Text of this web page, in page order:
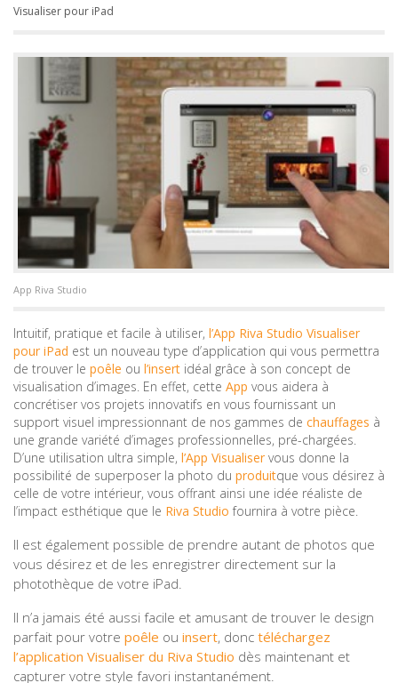
Visualiser pour iPad
App Riva Studio
Intuitif, pratique et facile à utiliser, l’App Riva Studio Visualiser
pour iPad est un nouveau type d’application qui vous permettra
de trouver le poêle ou l’insert idéal grâce à son concept de
visualisation d’images. En effet, cette App vous aidera à
concrétiser vos projets innovatifs en vous fournissant un
support visuel impressionnant de nos gammes de chauffages à
une grande variété d’images professionnelles, pré-chargées.
D’une utilisation ultra simple, l’App Visualiser vous donne la
possibilité de superposer la photo du produitque vous désirez à
celle de votre intérieur, vous offrant ainsi une idée réaliste de
l’impact esthétique que le Riva Studio fournira à votre pièce.
Il est également possible de prendre autant de photos que
vous désirez et de les enregistrer directement sur la
photothèque de votre iPad.
Il n’a jamais été aussi facile et amusant de trouver le design
parfait pour votre poêle ou insert, donc téléchargez
l’application Visualiser du Riva Studio dès maintenant et
capturer votre style favori instantanément.